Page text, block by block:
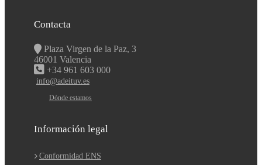
Contacta
Plaza Virgen de la Paz, 3
46001 Valencia
+34 961 603 000
info@adeituv.es
Dónde estamos
Información legal
Conformidad ENS